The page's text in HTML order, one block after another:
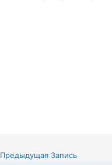
Предыдущая Запись